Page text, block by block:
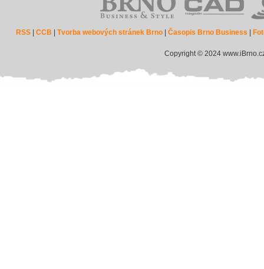
RSS |CCB |Tvorba webových stránek Brno |Časopis Brno Business
Copyright © 2024